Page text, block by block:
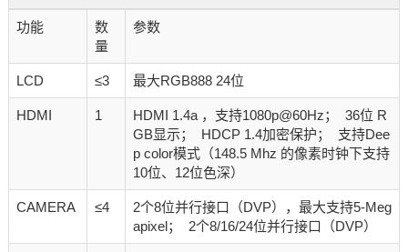
功能
数
量
参数
LCD ≤3 最大RGB888 24位
HDMI 1
HDMI 1.4a ，支持1080p@60Hz； 36位 R
GB显示； HDCP 1.4加密保护； 支持Dee
p color模式（148.5 Mhz 的像素时钟下支持
10位、12位色深）
CAMERA ≤4
2个8位并行接口（DVP），最大支持5-Meg
apixel； 2个8/16/24位并行接口（DVP）